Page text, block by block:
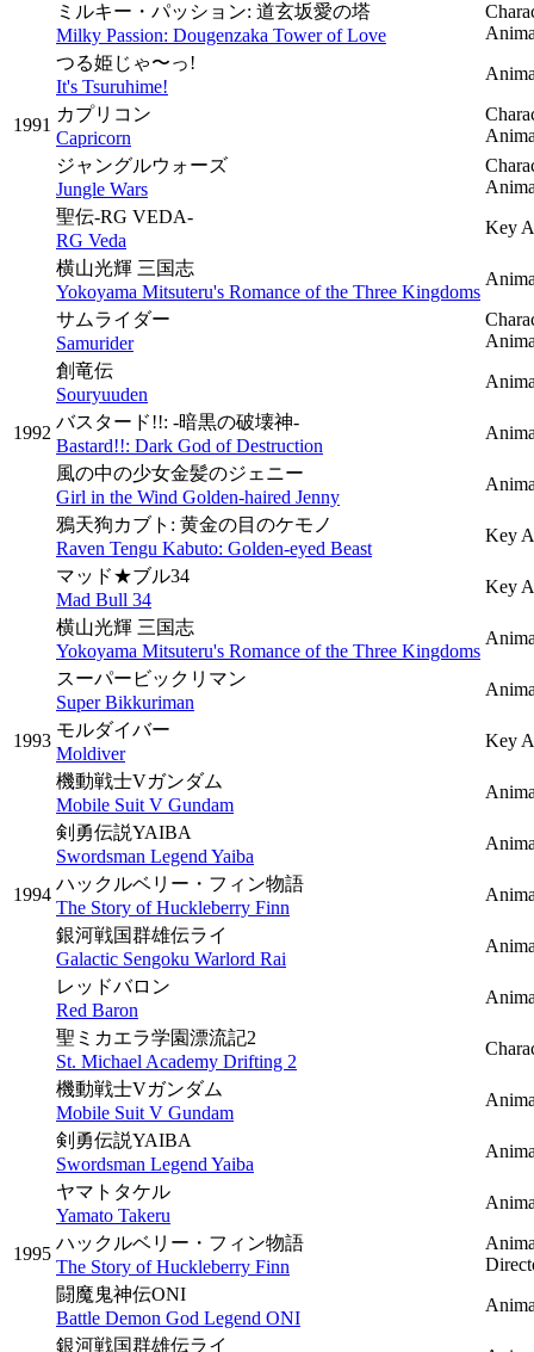
ミルキー・パッション: 道玄坂愛の塔
Milky Passion: Dougenzaka Tower of Love
つる姫じゃ〜っ!
It's Tsuruhime!
1991
カプリコン
Capricorn
ジャングルウォーズ
Jungle Wars
聖伝-RG VEDA-
RG Veda
Key
横山光輝 三国志
Yokoyama Mitsuteru's Romance of the Three Kingdoms
サムライダー
Samurider
創竜伝
Souryuuden
1992
バスタード!!: -暗黒の破壊神-
Bastard!!: Dark God of Destruction
風の中の少女金髪のジェニー
Girl in the Wind Golden-haired Jenny
鴉天狗カブト: 黄金の目のケモノ
Raven Tengu Kabuto: Golden-eyed Beast
Key
マッド★ブル34
Mad Bull 34
Key
横山光輝 三国志
Yokoyama Mitsuteru's Romance of the Three Kingdoms
スーパービックリマン
Super Bikkuriman
1993
モルダイバー
Moldiver
Key
機動戦士Vガンダム
Mobile Suit V Gundam
剣勇伝説YAIBA
Swordsman Legend Yaiba
1994
ハックルベリー・フィン物語
The Story of Huckleberry Finn
銀河戦国群雄伝ライ
Galactic Sengoku Warlord Rai
レッドバロン
Red Baron
聖ミカエラ学園漂流記2
St. Michael Academy Drifting 2
機動戦士Vガンダム
Mobile Suit V Gundam
剣勇伝説YAIBA
Swordsman Legend Yaiba
ヤマトタケル
Yamato Takeru
1995
ハックルベリー・フィン物語
The Story of Huckleberry Finn
闘魔鬼神伝ONI
Battle Demon God Legend ONI
銀河戦国群雄伝ライ